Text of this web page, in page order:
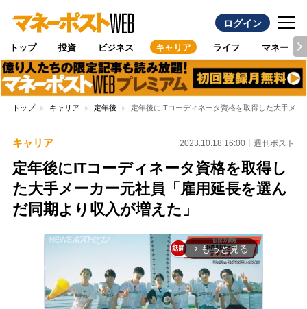
ログイン
トップ 投資 ビジネス キャリア ライフ マネー
トップ キャリア 定年後 定年後にITコーディネータ資格を取得した大手メ
キャリア 2023.10.18 16:00 週刊ポスト
定年後にITコーディネータ資格を取得し
た大手メーカー元社員「雇用延長を選ん
だ同期より収入が増えた」
arrow_forward_ios もっと見る